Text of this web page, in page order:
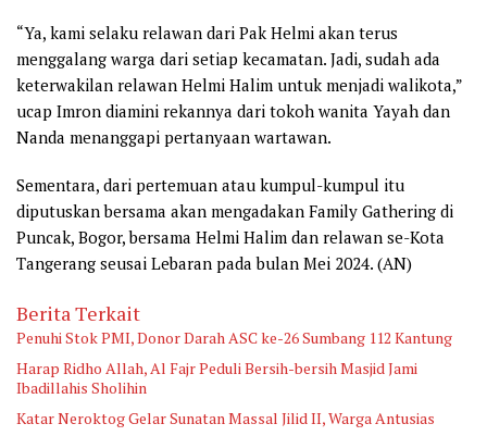
“Ya, kami selaku relawan dari Pak Helmi akan terus
menggalang warga dari setiap kecamatan. Jadi, sudah ada
keterwakilan relawan Helmi Halim untuk menjadi walikota,”
ucap Imron diamini rekannya dari tokoh wanita Yayah dan
Nanda menanggapi pertanyaan wartawan.
Sementara, dari pertemuan atau kumpul-kumpul itu
diputuskan bersama akan mengadakan Family Gathering di
Puncak, Bogor, bersama Helmi Halim dan relawan se-Kota
Tangerang seusai Lebaran pada bulan Mei 2024. (AN)
Berita Terkait
Penuhi Stok PMI, Donor Darah ASC ke-26 Sumbang 112 Kantung
Harap Ridho Allah, Al Fajr Peduli Bersih-bersih Masjid Jami
Ibadillahis Sholihin
Katar Neroktog Gelar Sunatan Massal Jilid II, Warga Antusias